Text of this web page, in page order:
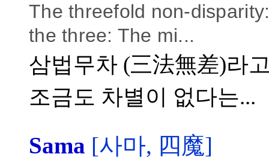
The threefold non-
the three: The mi...
삼법무차 (三法無差)라
조금도 차별이 없다는...
Sama [사마, 四魔]